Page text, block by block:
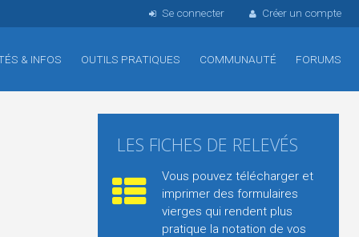
Se connecter Créer un compte
& INFOS OUTILS PRATIQUES COMMUNAUTÉ FORUMS
LES FICHES DE RELEVÉS
Vous pouvez télécharger et
imprimer des formulaires
vierges qui rendent plus
pratique la notation de vos